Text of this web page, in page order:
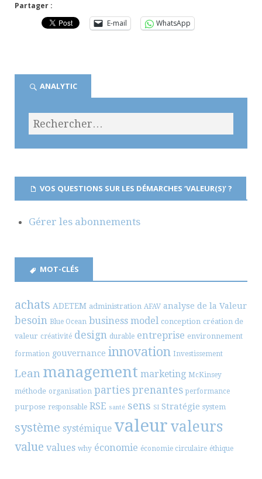
Partager :
E-mail
WhatsApp
ANALYTIC
VOS QUESTIONS SUR LES DÉMARCHES ‘VALEUR(S)’ ?
Gérer les abonnements
MOT-CLÉS
achats ADETEM administration AFAV analyse de la Valeur
besoin Blue Ocean business model conception création de
valeur créativité design durable entreprise environnement
formation gouvernance innovation Investissement
Lean management marketing McKinsey
méthode organisation parties prenantes performance
purpose responsable RSE santé sens SI Stratégie system
système systémique valeur valeurs
value values why économie économie circulaire éthique